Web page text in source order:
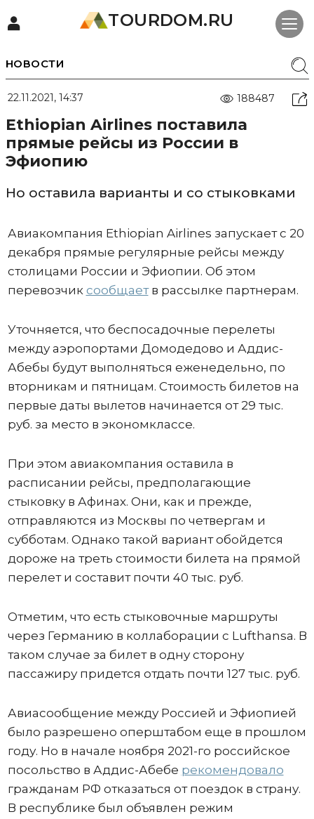
TOURDOM.RU
НОВОСТИ
22.11.2021, 14:37 188487
Ethiopian Airlines поставила
прямые рейсы из России в
Эфиопию
Но оставила варианты и со стыковками
Авиакомпания Ethiopian Airlines запускает с 20
декабря прямые регулярные рейсы между
столицами России и Эфиопии. Об этом
перевозчик сообщаетв рассылке партнерам.
Уточняется, что беспосадочные перелеты
между аэропортами Домодедово и Аддис-
Абебы будут выполняться еженедельно, по
вторникам и пятницам. Стоимость билетов на
первые даты вылетов начинается от 29 тыс.
руб. за место в экономклассе.
При этом авиакомпания оставила в
расписании рейсы, предполагающие
стыковку в Афинах. Они, как и прежде,
отправляются из Москвы по четвергам и
субботам. Однако такой вариант обойдется
дороже на треть стоимости билета на прямой
перелет и составит почти 40 тыс. руб.
Отметим, что есть стыковочные маршруты
через Германию в коллаборации с Lufthansa. В
таком случае за билет в одну сторону
пассажиру придется отдать почти 127 тыс. руб.
Авиасообщение между Россией и Эфиопией
было разрешено оперштабом еще в прошлом
году. Но в начале ноября 2021-го российское
посольство в Аддис-Абебе рекомендовало
гражданам РФ отказаться от поездок в страну.
В республике был объявлен режим